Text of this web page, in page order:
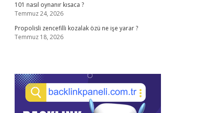
101 nasıl oynanır kısaca ?
Temmuz 24, 2026
Propolisli zencefilli kozalak özü ne işe yarar ?
Temmuz 18, 2026